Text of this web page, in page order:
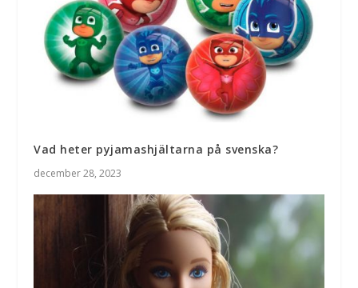
Vad heter pyjamashjältarna på svenska?
december 28, 2023